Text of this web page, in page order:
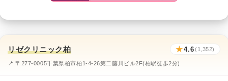
リゼクリニック柏 ★4.6(1,352)
📍 〒277-0005千葉県柏市柏1-4-26第二藤川ビル2F(柏駅徒歩2分)